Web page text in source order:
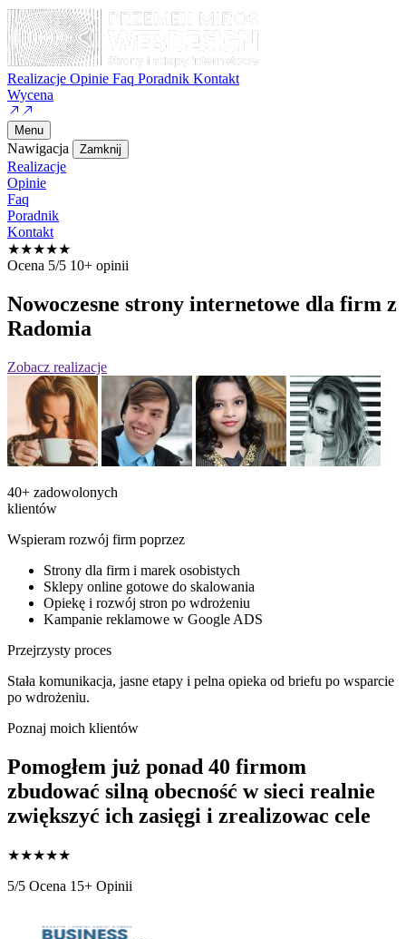
Realizacje Opinie Faq Poradnik Kontakt
Wycena
Menu
Nawigacja Zamknij
Realizacje
Opinie
Faq
Poradnik
Kontakt
★★★★★
Ocena 5/5 10+ opinii
Nowoczesne strony internetowe dla firm z
Radomia
Zobacz realizacje
40+ zadowolonych
klientów
Wspieram rozwój firm poprzez
Strony dla firm i marek osobistych
Sklepy online gotowe do skalowania
Opiekę i rozwój stron po wdrożeniu
Kampanie reklamowe w Google ADS
Przejrzysty proces
Stała komunikacja, jasne etapy i pelna opieka od briefu po wsparcie
po wdrożeniu.
Poznaj moich klientów
Pomogłem już ponad 40 firmom
zbudować silną obecność w sieci realnie
zwiększyć ich zasięgi i zrealizowac cele
★★★★★
5/5 Ocena 15+ Opinii